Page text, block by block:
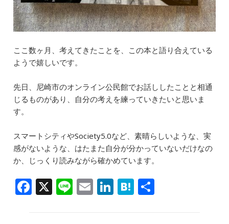
ここ数ヶ月、考えてきたことを、この本と語り合えている
ようで嬉しいです。
先日、尼崎市のオンライン公民館でお話ししたことと相通
じるものがあり、自分の考えを練っていきたいと思いま
す。
スマートシティやSociety5.0など、素晴らしいような、実
感がないような、はたまた自分が分かっていないだけなの
か、じっくり読みながら確かめています。
F X Li E Li H